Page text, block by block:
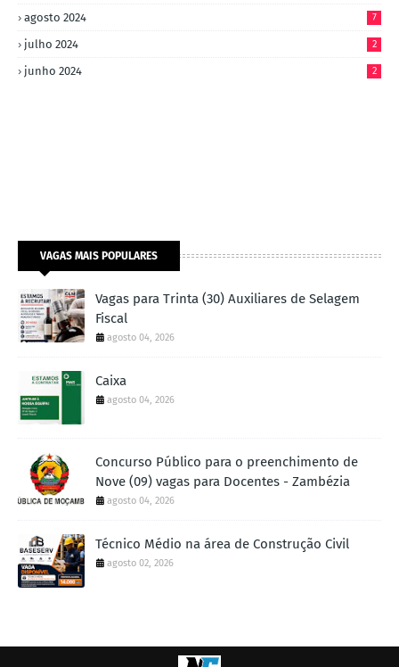
agosto 2024 7
julho 2024 2
junho 2024 2
VAGAS MAIS POPULARES
Vagas para Trinta (30) Auxiliares de Selagem
Fiscal
agosto 04, 2026
Caixa
agosto 04, 2026
Concurso Público para o preenchimento de
Nove (09) vagas para Docentes - Zambézia
agosto 04, 2026
Técnico Médio na área de Construção Civil
agosto 02, 2026